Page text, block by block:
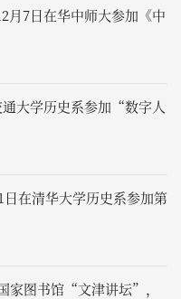
月7日在华中师大参加《中
中国历史地理与疫灾研
大学历史系参加“数字人
在清华大学历史系参加第
”工作坊
家图书馆“文津讲坛”，